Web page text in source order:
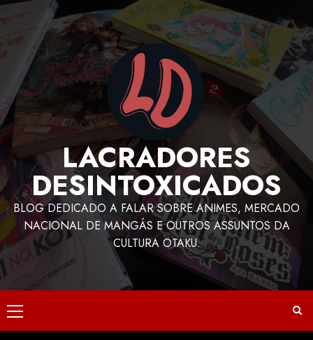
LACRADORES
DESINTOXICADOS
BLOG DEDICADO A FALAR SOBRE ANIMES, MERCADO
NACIONAL DE MANGÁS E OUTROS ASSUNTOS DA
CULTURA OTAKU.